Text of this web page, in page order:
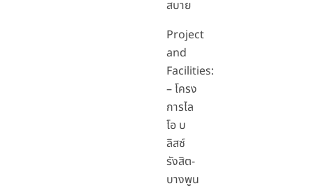
สบาย
Project
and
Facilities:
– โครง
การไล
โอ บ
ลิสซ์
รังสิต-
บางพูน